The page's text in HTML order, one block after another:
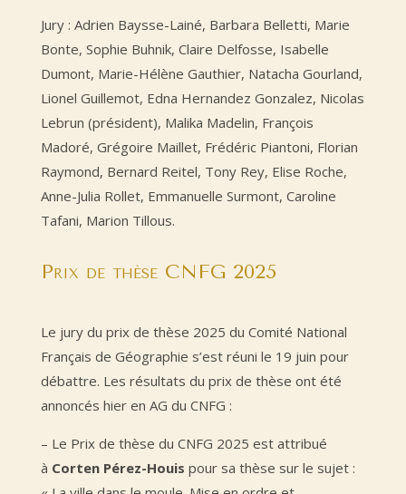
Jury : Adrien Baysse-Lainé, Barbara Belletti, Marie
Bonte, Sophie Buhnik, Claire Delfosse, Isabelle
Dumont, Marie-Hélène Gauthier, Natacha Gourland,
Lionel Guillemot, Edna Hernandez Gonzalez, Nicolas
Lebrun (président), Malika Madelin, François
Madoré, Grégoire Maillet, Frédéric Piantoni, Florian
Raymond, Bernard Reitel, Tony Rey, Elise Roche,
Anne-Julia Rollet, Emmanuelle Surmont, Caroline
Tafani, Marion Tillous.
Prix de thèse CNFG 2025
Le jury du prix de thèse 2025 du Comité National
Français de Géographie s’est réuni le 19 juin pour
débattre. Les résultats du prix de thèse ont été
annoncés hier en AG du CNFG :
– Le Prix de thèse du CNFG 2025 est attribué
à Corten Pérez-Houis pour sa thèse sur le sujet :